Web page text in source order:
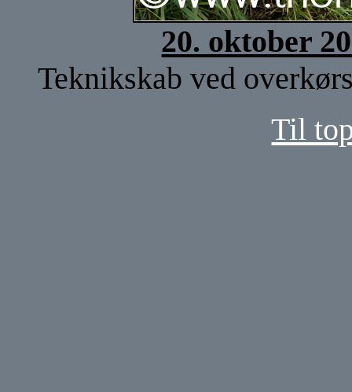
20. oktober
Teknikskab ved
Til